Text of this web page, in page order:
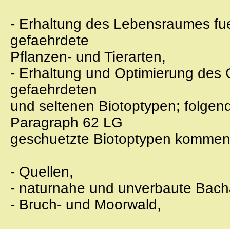
- Erhaltung des Lebensraumes
gefaehrdete
Pflanzen- und Tierarten,
- Erhaltung und Optimierung des
gefaehrdeten
und seltenen Biotoptypen;
Paragraph 62 LG
geschuetzte Biotoptypen
- Quellen,
- naturnahe und unverbaute
- Bruch- und Moorwald,